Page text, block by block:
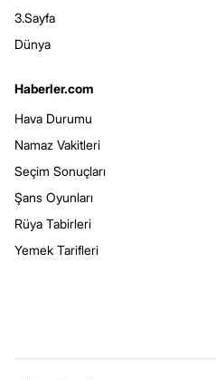
3.Sayfa
Dünya
Haberler.com
Hava Durumu
Namaz Vakitleri
Seçim Sonuçları
Şans Oyunları
Rüya Tabirleri
Yemek Tarifleri